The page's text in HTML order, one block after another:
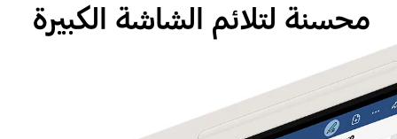
محسنة لتلائم الشاشة الكبيرة